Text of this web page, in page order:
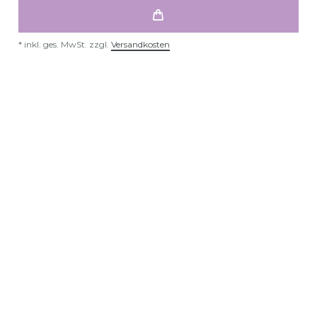
* inkl. ges. MwSt. zzgl. Versandkosten